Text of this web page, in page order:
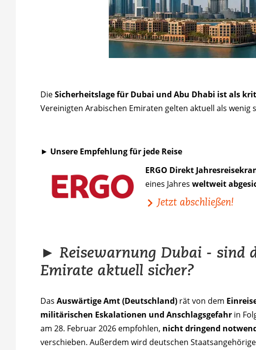
DieSicherheitslage für Dubai und Abu Dhabi ist als
Vereinigten Arabischen Emiraten gelten aktuell als wenig
► Unsere Empfehlung für jede Reise
ERGO Direkt
eines Jahres weltweit
Jetzt abschließen!
► Reisewarnung Dubai - sind
Emirate aktuell sicher?
Das Auswärtige Amt (Deutschland) rät von dem
militärischen Eskalationen und Anschlagsgefahr in
am 28. Februar 2026 empfohlen, nicht dringend
verschieben. Außerdem wird deutschen